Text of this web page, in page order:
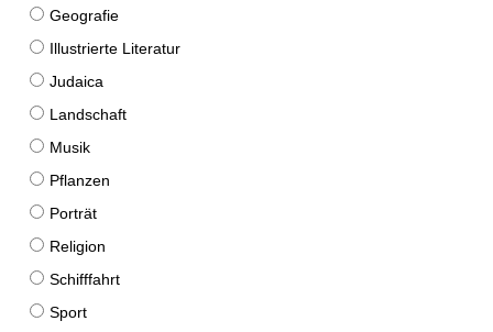
Geografie
Illustrierte Literatur
Judaica
Landschaft
Musik
Pflanzen
Porträt
Religion
Schifffahrt
Sport